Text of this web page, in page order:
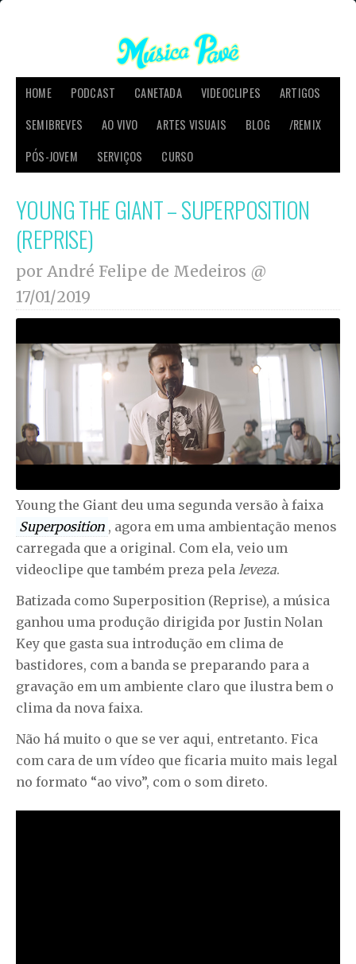
HOME PODCAST CANETADA VIDEOCLIPES
ARTIGOS
SEMIBREVES
AO VIVO ARTES VISUAIS BLOG
/REMIX
PÓS-JOVEM
SERVIÇOS CURSO
YOUNG THE GIANT – SUPERPOSITION
(REPRISE)
por André Felipe de Medeiros @
17/01/2019
Young the Giant deu uma segunda versão à faixa
Superposition , agora em uma ambientação menos
carregada que a original. Com ela, veio um
videoclipe que também preza pela leveza.
Batizada como Superposition (Reprise), a música
ganhou uma produção dirigida por Justin Nolan
Key que gasta sua introdução em clima de
bastidores, com a banda se preparando para a
gravação em um ambiente claro que ilustra bem o
clima da nova faixa.
Não há muito o que se ver aqui, entretanto. Fica
com cara de um vídeo que ficaria muito mais legal
no formato “ao vivo”, com o som direto.